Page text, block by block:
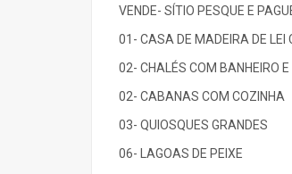
VENDE- SÍTIO PESQUE E
01- CASA DE MADEIRA DE LEI
02- CHALÉS COM BANHEIRO
02- CABANAS COM COZINHA
03- QUIOSQUES GRANDES
06- LAGOAS DE PEIXE